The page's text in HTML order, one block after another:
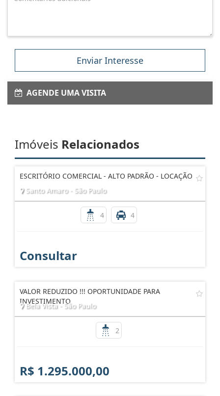
Enviar Interesse
AGENDE UMA VISITA
Imóveis Relacionados
ESCRITÓRIO COMERCIAL - ALTO PADRÃO - LOCAÇÃO
Santo Amaro - São Paulo
4 4
Consultar
VALOR REDUZIDO !!! OPORTUNIDADE PARA
INVESTIMENTO
Bela Vista - São Paulo
2
R$ 1.295.000,00